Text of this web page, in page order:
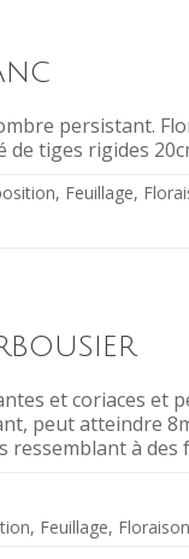
persistant.
tiges rigides
, Feuillage,
et coriaces et
peut atteindre
à des
, Feuillage, Floraison